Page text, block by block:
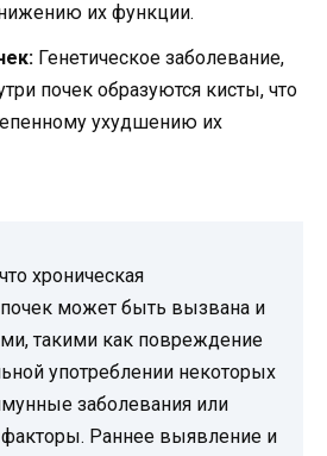
их функции.
Генетическое заболевание,
почек образуются кисты, что
ухудшению их
хроническая
почек может быть вызвана и
такими как повреждение
употреблении некоторых
заболевания или
Раннее выявление и